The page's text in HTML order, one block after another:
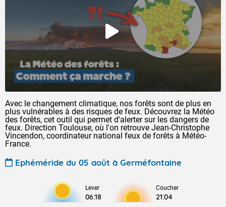
Avec le changement climatique, nos forêts sont de plus en
plus vulnérables à des risques de feux. Découvrez la Météo
des forêts, cet outil qui permet d'alerter sur les dangers de
feux. Direction Toulouse, où l'on retrouve Jean-Christophe
Vincendon, coordinateur national feux de forêts à Météo-
France.
Ephéméride du 05 août à Germéfontaine
Lever
06:18
Coucher
21:04